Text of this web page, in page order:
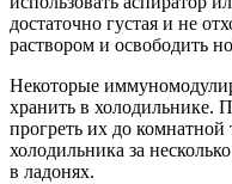
достаточно густая и не
раствором и освободить
Некоторые
хранить в холодильнике.
прогреть их до комнатной
холодильника за
в ладонях.